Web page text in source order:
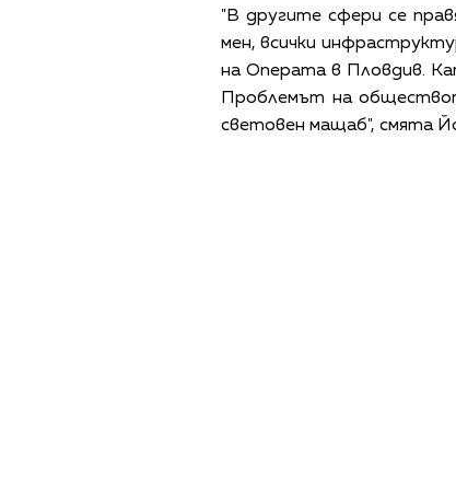
"В другите сфери се
мен, всички
на Операта в Пловдив.
Проблемът на
световен мащаб", смята